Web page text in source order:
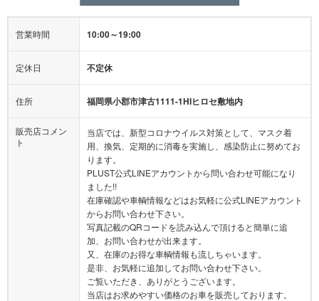
営業時間 10:00～19:00
定休日 不定休
住所 福岡県小郡市津古1111-1HIヒロセ敷地内
販売店コメン
ト
当店では、新型コロナウイルス対策として、マスク着
用、換気、定期的に消毒を実施し、感染防止に努めてお
ります。
PLUST公式LINEアカウントから問い合わせ可能になり
ました!!
在庫確認や車輌情報などはお気軽に公式LINEアカウント
からお問い合わせ下さい。
写真記載のQRコードを読み込んで頂けると簡単に追
加、お問い合わせが出来ます。
又、在庫のお得な車輌情報も流しちゃいます。
是非、お気軽に追加してお問い合わせ下さい。
ご覧いただき、ありがとうございます。
当店はお求めやすい価格のお車を販売しております。